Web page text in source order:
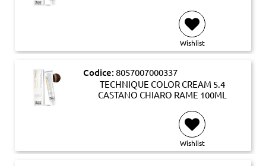
Wishlist
Codice: 8057007000337
TECHNIQUE COLOR CREAM 5.4
CASTANO CHIARO RAME 100ML
Wishlist